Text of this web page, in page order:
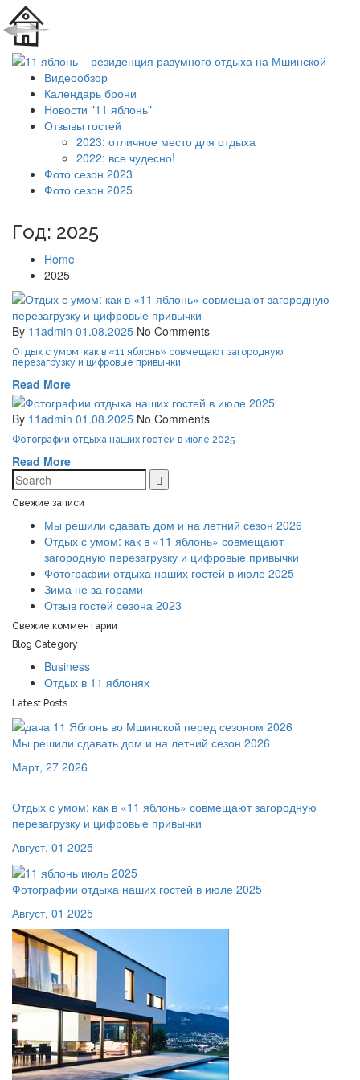
Видеообзор
Календарь брони
Новости "11 яблонь"
Отзывы гостей
2023: отличное место для отдыха
2022: все чудесно!
Фото сезон 2023
Фото сезон 2025
Год: 2025
Home
2025
By 11admin 01.08.2025 No Comments
Отдых с умом: как в «11 яблонь» совмещают загородную
перезагрузку и цифровые привычки
Read More
By 11admin 01.08.2025 No Comments
Фотографии отдыха наших гостей в июле 2025
Read More
Свежие записи
Мы решили сдавать дом и на летний сезон 2026
Отдых с умом: как в «11 яблонь» совмещают
загородную перезагрузку и цифровые привычки
Фотографии отдыха наших гостей в июле 2025
Зима не за горами
Отзыв гостей сезона 2023
Свежие комментарии
Blog Category
Business
Отдых в 11 яблонях
Latest Posts
Мы решили сдавать дом и на летний сезон 2026
Март, 27 2026
Отдых с умом: как в «11 яблонь» совмещают загородную
перезагрузку и цифровые привычки
Август, 01 2025
Фотографии отдыха наших гостей в июле 2025
Август, 01 2025